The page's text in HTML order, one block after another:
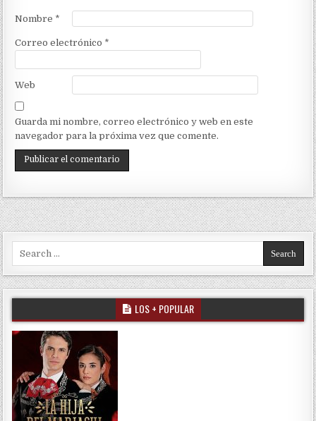
Nombre *
Correo electrónico *
Web
Guarda mi nombre, correo electrónico y web en este
navegador para la próxima vez que comente.
LOS + POPULAR